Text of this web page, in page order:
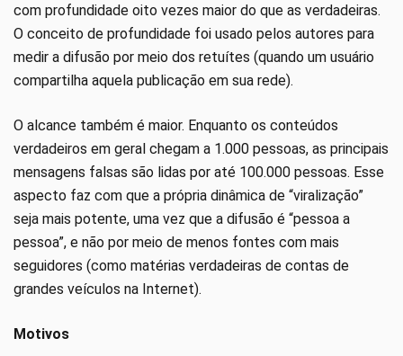
com profundidade oito vezes maior do que as verdadeiras.
O conceito de profundidade foi usado pelos autores para
medir a difusão por meio dos retuítes (quando um usuário
compartilha aquela publicação em sua rede).
O alcance também é maior. Enquanto os conteúdos
verdadeiros em geral chegam a 1.000 pessoas, as principais
mensagens falsas são lidas por até 100.000 pessoas. Esse
aspecto faz com que a própria dinâmica de “viralização”
seja mais potente, uma vez que a difusão é “pessoa a
pessoa”, e não por meio de menos fontes com mais
seguidores (como matérias verdadeiras de contas de
grandes veículos na Internet).
Motivos